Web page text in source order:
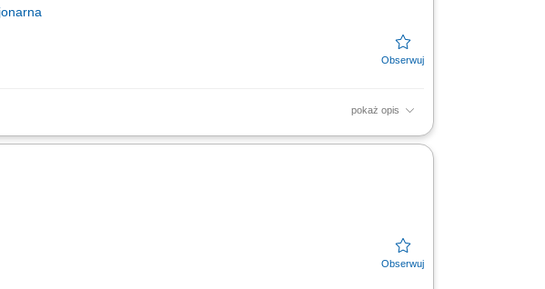
pokaż opis
otworów w różnych materiałach) dbając o jakość i terminowość